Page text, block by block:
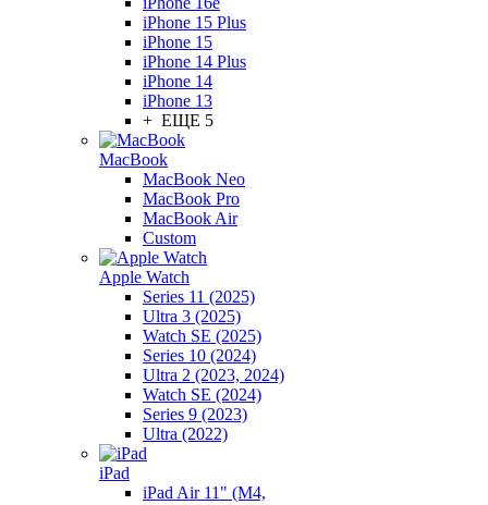
iPhone 15 Plus
iPhone 15
iPhone 14 Plus
iPhone 14
iPhone 13
+ ЕЩЕ 5
MacBook
MacBook Neo
MacBook Pro
MacBook Air
Custom
Apple Watch
Series 11 (2025)
Ultra 3 (2025)
Watch SE (2025)
Series 10 (2024)
Ultra 2 (2023, 2024)
Watch SE (2024)
Series 9 (2023)
Ultra (2022)
iPad
iPad Air 11" (M4,